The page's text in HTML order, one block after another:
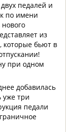
педалей и
по имени
из
которые бьют в
при одном
добавилась
уже три
педали